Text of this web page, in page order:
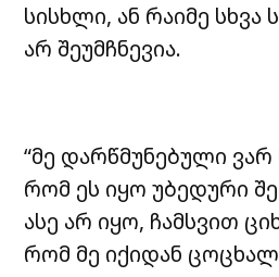
სისხლი, ან რაიმე სხვა
არ შეუმჩნევია.
“მე დარწმუნებული
რომ ეს იყო უბედური
ასე არ იყო, ჩამსვით
რომ მე იქიდან